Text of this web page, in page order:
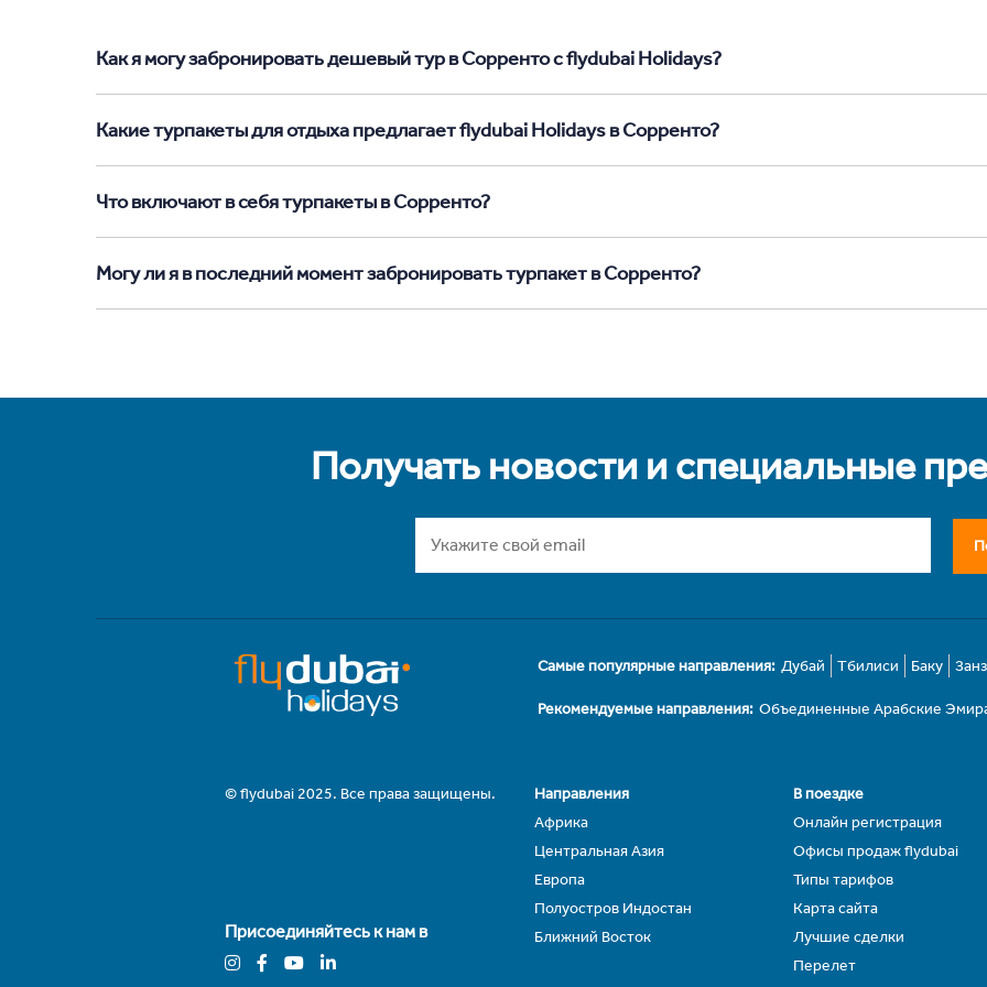
Как я могу забронировать дешевый тур в Сорренто с flydubai Holidays?
Какие турпакеты для отдыха предлагает flydubai Holidays в Сорренто?
Что включают в себя турпакеты в Сорренто?
Могу ли я в последний момент забронировать турпакет в Сорренто?
Получать новости и специальные
Самые популярные направления: Дубай Тбилиси Баку
Рекомендуемые направления: Объединенные Арабские
© flydubai 2025. Все права защищены.
Присоединяйтесь к нам в
Направления
Африка
Центральная Азия
Европа
Полуостров Индостан
Ближний Восток
В поездке
Онлайн регистрация
Офисы продаж flydubai
Типы тарифов
Карта сайта
Лучшие сделки
Перелет